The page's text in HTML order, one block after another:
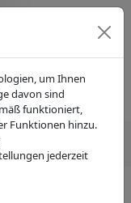
um Ihnen
davon sind
funktioniert,
Funktionen hinzu.
jederzeit